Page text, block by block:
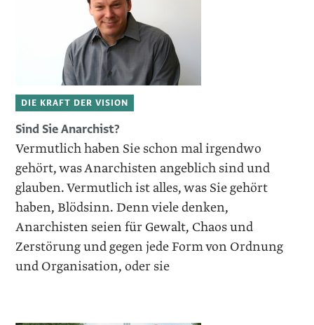
DIE KRAFT DER VISION
Sind Sie Anarchist?
Vermutlich haben Sie schon mal irgendwo
gehört, was Anarchisten angeblich sind und
glauben. Vermutlich ist alles, was Sie gehört
haben, Blödsinn. Denn viele denken,
Anarchisten seien für Gewalt, Chaos und
Zerstörung und gegen jede Form von Ordnung
und Organisation, oder sie